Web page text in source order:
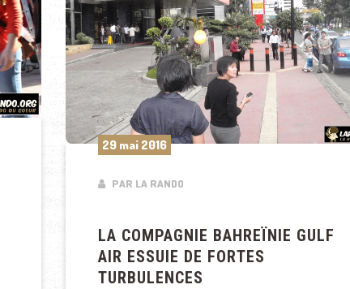
29 mai 2016
PAR LA RANDO
LA COMPAGNIE BAHREÏNIE GULF
AIR ESSUIE DE FORTES
TURBULENCES